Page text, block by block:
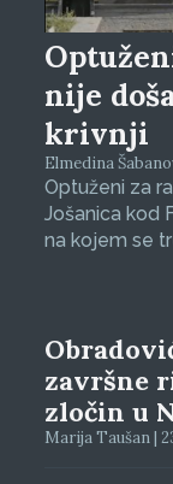
nije
krivnji
Elmedina
Optuženi za
Jošanica kod
na kojem se
završne
zločin u
Marija Taušan |